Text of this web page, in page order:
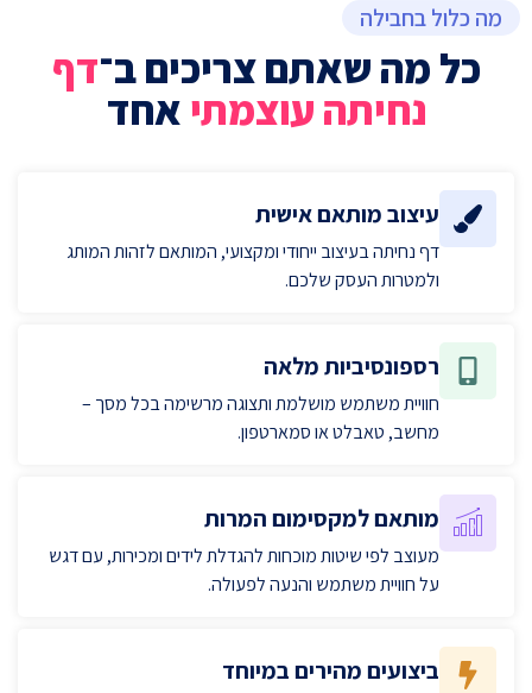
מה כלול בחבילה
כל מה שאתם צריכים ב־דף
נחיתה עוצמתיאחד
עיצוב מותאם אישית
דף נחיתה בעיצוב ייחודי ומקצועי, המותאם לזהות המותג
ולמטרות העסק שלכם.
רספונסיביות מלאה
חוויית משתמש מושלמת ותצוגה מרשימה בכל מסך –
מחשב, טאבלט או סמארטפון.
מותאם למקסימום המרות
מעוצב לפי שיטות מוכחות להגדלת לידים ומכירות, עם דגש
על חוויית משתמש והנעה לפעולה.
ביצועים מהירים במיוחד